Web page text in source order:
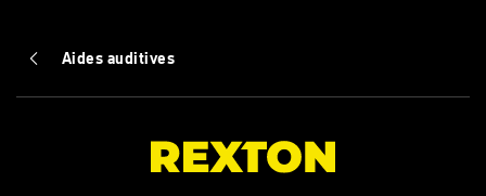
Aides auditives